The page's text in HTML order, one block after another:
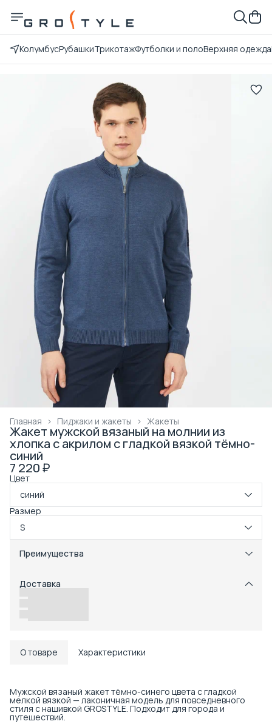
КолумбусРубашкиТрикотажФутболки и полоВерхняя одежда
Жакеты
Пиджаки и жакеты ›
Главная ›
Жакет мужской вязаный на молнии из
хлопка с акрилом с гладкой вязкой тёмно-
синий
7 220 ₽
Цвет
синий
Размер
S
Преимущества
Примерка при получении в пункте выдачи
Возможность отказаться от части товаров
Доставка
О товаре Характеристики
Мужской вязаный жакет тёмно-синего цвета с гладкой
мелкой вязкой — лаконичная модель для повседневного
стиля с нашивкой GROSTYLE. Подходит для города и
путешествий.